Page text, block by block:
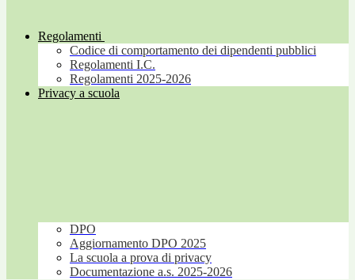
Regolamenti
Codice di comportamento dei dipendenti pubblici
Regolamenti I.C.
Regolamenti 2025-2026
Privacy a scuola
DPO
Aggiornamento DPO 2025
La scuola a prova di privacy
Documentazione a.s. 2025-2026